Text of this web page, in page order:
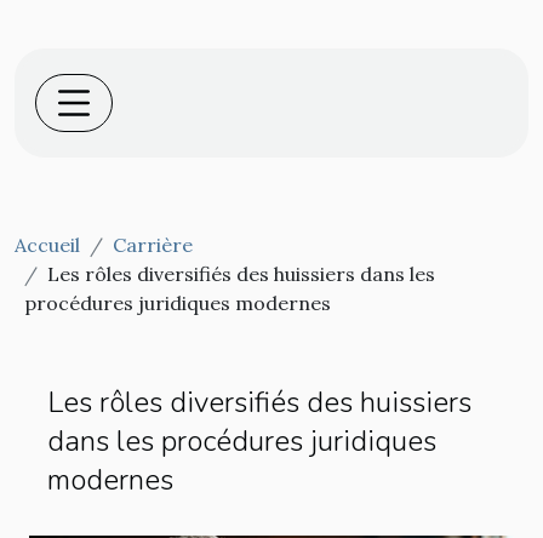
Accueil
Carrière
Les rôles diversifiés des huissiers dans les
procédures juridiques modernes
Les rôles diversifiés des huissiers
dans les procédures juridiques
modernes